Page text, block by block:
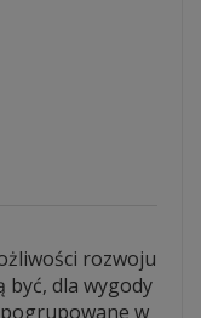
rozwoju
być, dla wygody
w